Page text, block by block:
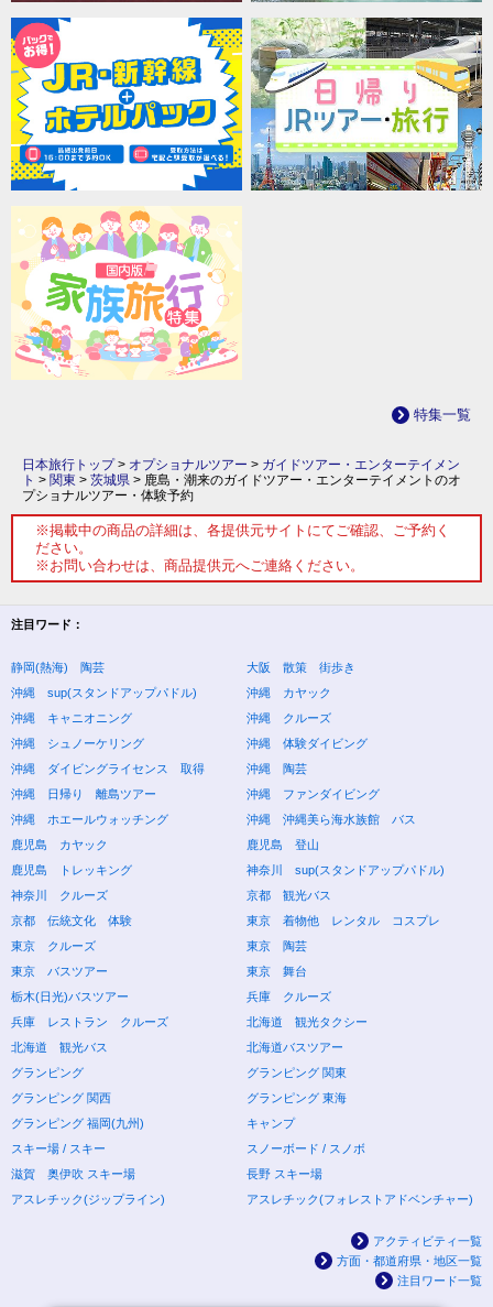
特集一覧
日本旅行トップ> オプショナルツアー > ガイドツアー・エンターテイメン
ト > 関東 > 茨城県 > 鹿島・潮来のガイドツアー・エンターテイメントのオ
プショナルツアー・体験予約
※掲載中の商品の詳細は、各提供元サイトにてご確認、ご予約く
ださい。
※お問い合わせは、商品提供元へご連絡ください。
注目ワード：
静岡(熱海) 陶芸
大阪 散策 街歩き
沖縄 sup(スタンドアップパドル)
沖縄 カヤック
沖縄 キャニオニング
沖縄 クルーズ
沖縄 シュノーケリング
沖縄 体験ダイビング
沖縄 ダイビングライセンス 取得
沖縄 陶芸
沖縄 日帰り 離島ツアー
沖縄 ファンダイビング
沖縄 ホエールウォッチング
沖縄 沖縄美ら海水族館 バス
鹿児島 カヤック
鹿児島 登山
鹿児島 トレッキング
神奈川 sup(スタンドアップパドル)
神奈川 クルーズ
京都 観光バス
京都 伝統文化 体験
東京 着物他 レンタル コスプレ
東京 クルーズ
東京 陶芸
東京 バスツアー
東京 舞台
栃木(日光)バスツアー
兵庫 クルーズ
兵庫 レストラン クルーズ
北海道 観光タクシー
北海道 観光バス
北海道バスツアー
グランピング
グランピング 関東
グランピング 関西
グランピング 東海
グランピング 福岡(九州)
キャンプ
スキー場 / スキー
スノーボード / スノボ
滋賀 奥伊吹 スキー場
長野 スキー場
アスレチック(ジップライン)
アスレチック(フォレストアドベンチャー)
アクティビティ一覧
方面・都道府県・地区一覧
注目ワード一覧